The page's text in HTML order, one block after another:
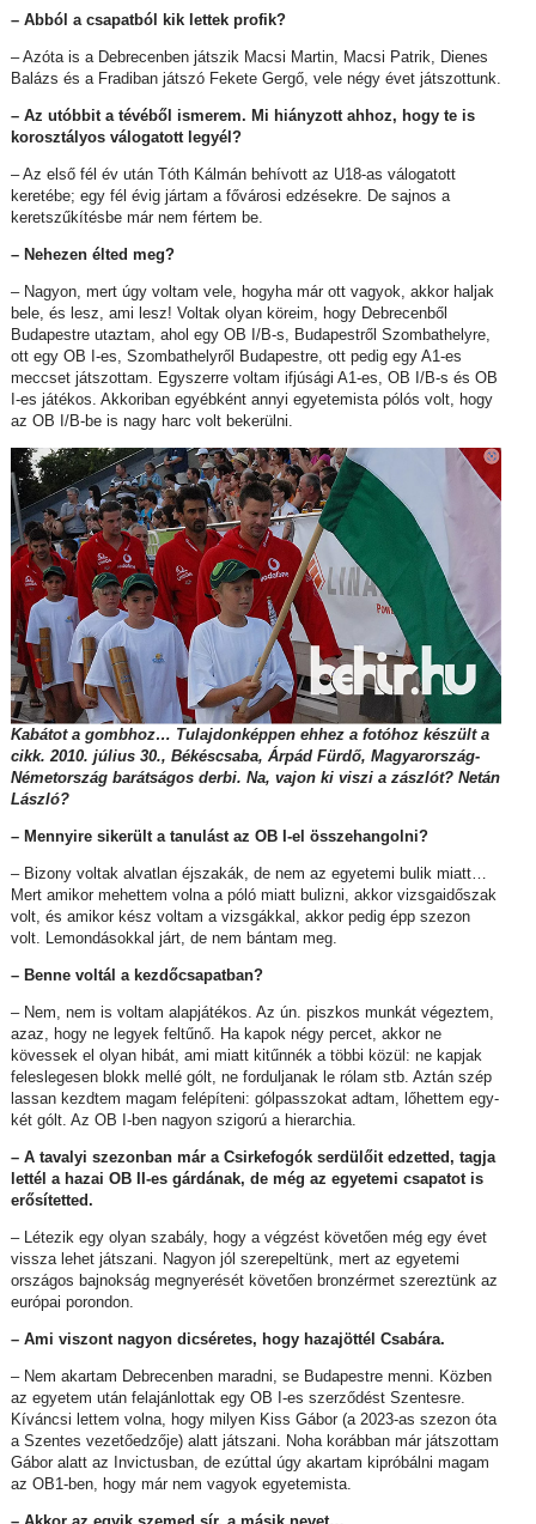
– Abból a csapatból kik lettek profik?
– Azóta is a Debrecenben játszik Macsi Martin, Macsi Patrik, Dienes
Balázs és a Fradiban játszó Fekete Gergő, vele négy évet játszottunk.
– Az utóbbit a tévéből ismerem. Mi hiányzott ahhoz, hogy te is
korosztályos válogatott legyél?
– Az első fél év után Tóth Kálmán behívott az U18-as válogatott
keretébe; egy fél évig jártam a fővárosi edzésekre. De sajnos a
keretszűkítésbe már nem fértem be.
– Nehezen élted meg?
– Nagyon, mert úgy voltam vele, hogyha már ott vagyok, akkor haljak
bele, és lesz, ami lesz! Voltak olyan köreim, hogy Debrecenből
Budapestre utaztam, ahol egy OB I/B-s, Budapestről Szombathelyre,
ott egy OB I-es, Szombathelyről Budapestre, ott pedig egy A1-es
meccset játszottam. Egyszerre voltam ifjúsági A1-es, OB I/B-s és OB
I-es játékos. Akkoriban egyébként annyi egyetemista pólós volt, hogy
az OB I/B-be is nagy harc volt bekerülni.
Kabátot a gombhoz… Tulajdonképpen ehhez a fotóhoz készült a
cikk. 2010. július 30., Békéscsaba, Árpád Fürdő, Magyarország-
Németország barátságos derbi. Na, vajon ki viszi a zászlót? Netán
László?
– Mennyire sikerült a tanulást az OB I-el összehangolni?
– Bizony voltak alvatlan éjszakák, de nem az egyetemi bulik miatt…
Mert amikor mehettem volna a póló miatt bulizni, akkor vizsgaidőszak
volt, és amikor kész voltam a vizsgákkal, akkor pedig épp szezon
volt. Lemondásokkal járt, de nem bántam meg.
– Benne voltál a kezdőcsapatban?
– Nem, nem is voltam alapjátékos. Az ún. piszkos munkát végeztem,
azaz, hogy ne legyek feltűnő. Ha kapok négy percet, akkor ne
kövessek el olyan hibát, ami miatt kitűnnék a többi közül: ne kapjak
feleslegesen blokk mellé gólt, ne forduljanak le rólam stb. Aztán szép
lassan kezdtem magam felépíteni: gólpasszokat adtam, lőhettem egy-
két gólt. Az OB I-ben nagyon szigorú a hierarchia.
– A tavalyi szezonban már a Csirkefogók serdülőit edzetted, tagja
lettél a hazai OB II-es gárdának, de még az egyetemi csapatot is
erősítetted.
– Létezik egy olyan szabály, hogy a végzést követően még egy évet
vissza lehet játszani. Nagyon jól szerepeltünk, mert az egyetemi
országos bajnokság megnyerését követően bronzérmet szereztünk az
európai porondon.
– Ami viszont nagyon dicséretes, hogy hazajöttél Csabára.
– Nem akartam Debrecenben maradni, se Budapestre menni. Közben
az egyetem után felajánlottak egy OB I-es szerződést Szentesre.
Kíváncsi lettem volna, hogy milyen Kiss Gábor (a 2023-as szezon óta
a Szentes vezetőedzője) alatt játszani. Noha korábban már játszottam
Gábor alatt az Invictusban, de ezúttal úgy akartam kipróbálni magam
az OB1-ben, hogy már nem vagyok egyetemista.